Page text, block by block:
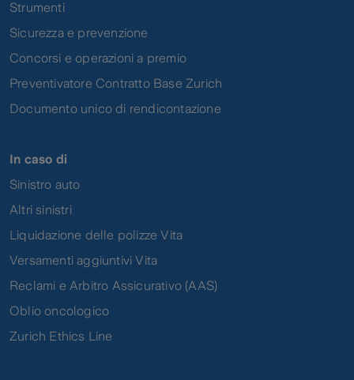
Strumenti
Sicurezza e prevenzione
Concorsi e operazioni a premio
Preventivatore Contratto Base Zurich
Documento unico di rendicontazione
In caso di
Sinistro auto
Altri sinistri
Liquidazione delle polizze Vita
Versamenti aggiuntivi Vita
Reclami e Arbitro Assicurativo (AAS)
Oblio oncologico
Zurich Ethics Line